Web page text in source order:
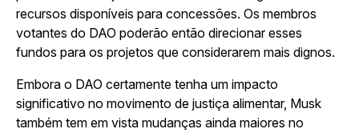
recursos disponíveis para concessões. Os membros
votantes do DAO poderão então direcionar esses
fundos para os projetos que considerarem mais dignos.
Embora o DAO certamente tenha um impacto
significativo no movimento de justiça alimentar, Musk
também tem em vista mudanças ainda maiores no